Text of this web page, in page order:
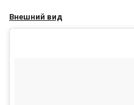
Внешний вид